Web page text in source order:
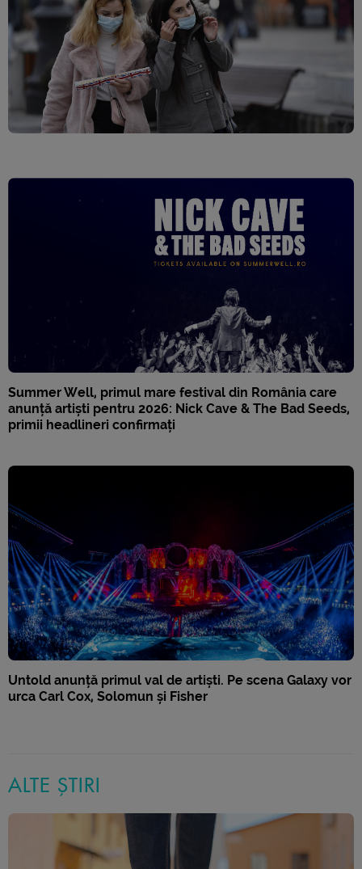
Summer Well, primul mare festival din România care
anunță artiști pentru 2026: Nick Cave & The Bad Seeds,
primii headlineri confirmați
Untold anunță primul val de artiști. Pe scena Galaxy vor
urca Carl Cox, Solomun și Fisher
ALTE ȘTIRI